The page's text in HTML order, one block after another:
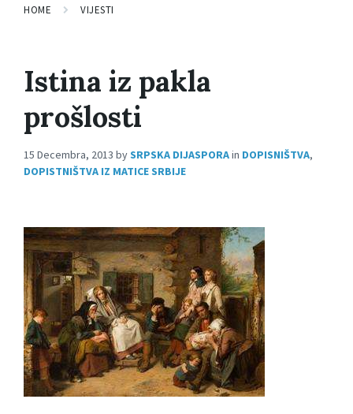
HOME VIJESTI
Istina iz pakla
prošlosti
15 Decembra, 2013 bySRPSKA DIJASPORAin DOPISNIŠTVA,
DOPISTNIŠTVA IZ MATICE SRBIJE